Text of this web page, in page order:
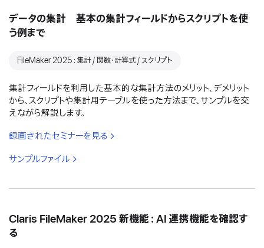
データの集計 基本の集計フィールドからスクリプトを使
う例まで
FileMaker 2025：集計 / 関数・計算式 / スクリプト
集計フィールドを利用した基本的な集計方法のメリット、デメリット
から、スクリプトや集計用テーブルを使った方法まで、サンプルを交
えながら解説します。
録画されたセミナーを見る
サンプルファイル
Claris FileMaker 2025 新機能：AI 連携機能を確認す
る